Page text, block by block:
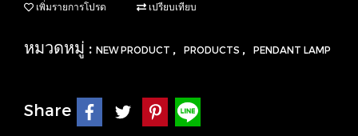
เพิ่มรายการโปรด เปรียบเทียบ
หมวดหมู่ : NEW PRODUCT , PRODUCTS , PENDANT LAMP
Share